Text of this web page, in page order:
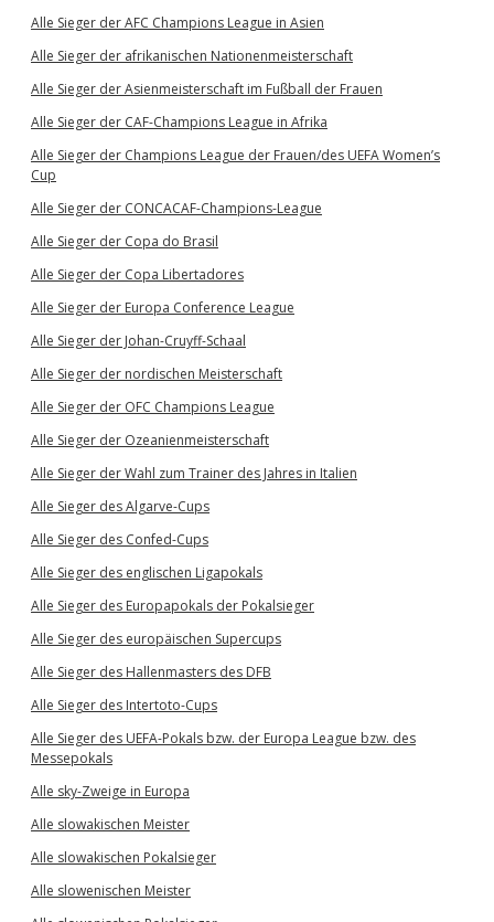
Alle Sieger der AFC Champions League in Asien
Alle Sieger der afrikanischen Nationenmeisterschaft
Alle Sieger der Asienmeisterschaft im Fußball der Frauen
Alle Sieger der CAF-Champions League in Afrika
Alle Sieger der Champions League der Frauen/des UEFA Women’s
Cup
Alle Sieger der CONCACAF-Champions-League
Alle Sieger der Copa do Brasil
Alle Sieger der Copa Libertadores
Alle Sieger der Europa Conference League
Alle Sieger der Johan-Cruyff-Schaal
Alle Sieger der nordischen Meisterschaft
Alle Sieger der OFC Champions League
Alle Sieger der Ozeanienmeisterschaft
Alle Sieger der Wahl zum Trainer des Jahres in Italien
Alle Sieger des Algarve-Cups
Alle Sieger des Confed-Cups
Alle Sieger des englischen Ligapokals
Alle Sieger des Europapokals der Pokalsieger
Alle Sieger des europäischen Supercups
Alle Sieger des Hallenmasters des DFB
Alle Sieger des Intertoto-Cups
Alle Sieger des UEFA-Pokals bzw. der Europa League bzw. des
Messepokals
Alle sky-Zweige in Europa
Alle slowakischen Meister
Alle slowakischen Pokalsieger
Alle slowenischen Meister